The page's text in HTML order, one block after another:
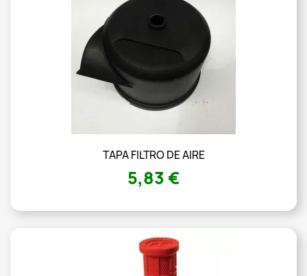
TAPA FILTRO DE AIRE
5,83 €